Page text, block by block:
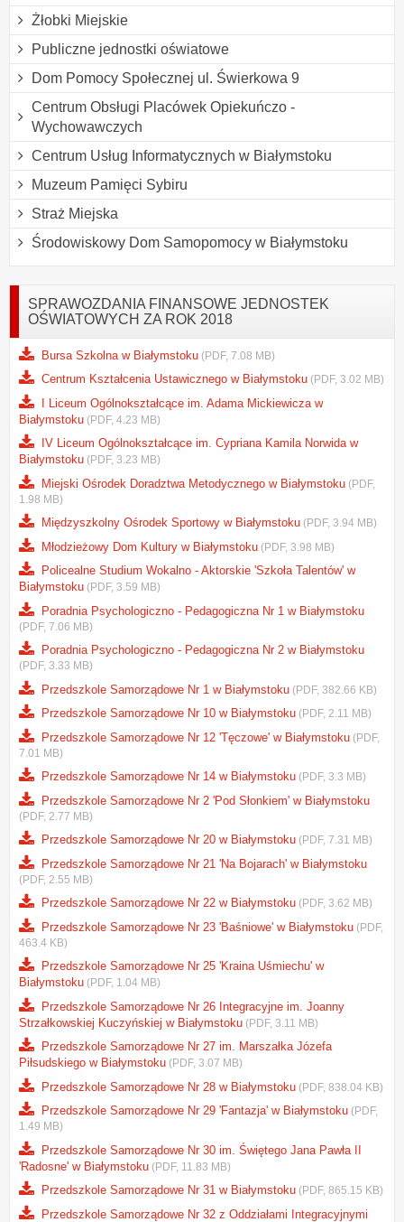
Żłobki Miejskie
Publiczne jednostki oświatowe
Dom Pomocy Społecznej ul. Świerkowa 9
Centrum Obsługi Placówek Opiekuńczo -
Wychowawczych
Centrum Usług Informatycznych w Białymstoku
Muzeum Pamięci Sybiru
Straż Miejska
Środowiskowy Dom Samopomocy w Białymstoku
SPRAWOZDANIA FINANSOWE JEDNOSTEK
OŚWIATOWYCH ZA ROK 2018
Bursa Szkolna w Białymstoku (PDF, 7.08 MB)
Centrum Kształcenia Ustawicznego w Białymstoku (PDF, 3.02 MB)
I Liceum Ogólnokształcące im. Adama Mickiewicza w
Białymstoku (PDF, 4.23 MB)
IV Liceum Ogólnokształcące im. Cypriana Kamila Norwida w
Białymstoku (PDF, 3.23 MB)
Miejski Ośrodek Doradztwa Metodycznego w Białymstoku (PDF,
1.98 MB)
Międzyszkolny Ośrodek Sportowy w Białymstoku (PDF, 3.94 MB)
Młodzieżowy Dom Kultury w Białymstoku (PDF, 3.98 MB)
Policealne Studium Wokalno - Aktorskie 'Szkoła Talentów' w
Białymstoku (PDF, 3.59 MB)
Poradnia Psychologiczno - Pedagogiczna Nr 1 w Białymstoku
(PDF, 7.06 MB)
Poradnia Psychologiczno - Pedagogiczna Nr 2 w Białymstoku
(PDF, 3.33 MB)
Przedszkole Samorządowe Nr 1 w Białymstoku (PDF, 382.66 KB)
Przedszkole Samorządowe Nr 10 w Białymstoku (PDF, 2.11 MB)
Przedszkole Samorządowe Nr 12 'Tęczowe' w Białymstoku (PDF,
7.01 MB)
Przedszkole Samorządowe Nr 14 w Białymstoku (PDF, 3.3 MB)
Przedszkole Samorządowe Nr 2 'Pod Słonkiem' w Białymstoku
(PDF, 2.77 MB)
Przedszkole Samorządowe Nr 20 w Białymstoku (PDF, 7.31 MB)
Przedszkole Samorządowe Nr 21 'Na Bojarach' w Białymstoku
(PDF, 2.55 MB)
Przedszkole Samorządowe Nr 22 w Białymstoku (PDF, 3.62 MB)
Przedszkole Samorządowe Nr 23 'Baśniowe' w Białymstoku (PDF,
463.4 KB)
Przedszkole Samorządowe Nr 25 'Kraina Uśmiechu' w
Białymstoku (PDF, 1.04 MB)
Przedszkole Samorządowe Nr 26 Integracyjne im. Joanny
Strzałkowskiej Kuczyńskiej w Białymstoku (PDF, 3.11 MB)
Przedszkole Samorządowe Nr 27 im. Marszałka Józefa
Piłsudskiego w Białymstoku (PDF, 3.07 MB)
Przedszkole Samorządowe Nr 28 w Białymstoku (PDF, 838.04 KB)
Przedszkole Samorządowe Nr 29 'Fantazja' w Białymstoku (PDF,
1.49 MB)
Przedszkole Samorządowe Nr 30 im. Świętego Jana Pawła II
'Radosne' w Białymstoku (PDF, 11.83 MB)
Przedszkole Samorządowe Nr 31 w Białymstoku (PDF, 865.15 KB)
Przedszkole Samorządowe Nr 32 z Oddziałami Integracyjnymi